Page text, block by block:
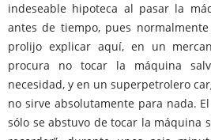
indeseable hipoteca al pasar la
antes de tiempo, pues
prolijo explicar aquí, en un
procura no tocar la máquina
necesidad, y en un superpetrolero
no sirve absolutamente para nada.
sólo se abstuvo de tocar la máquina